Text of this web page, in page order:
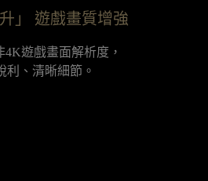
升」 遊戲畫質增強
4K遊戲畫面解析度，
利、清晰細節。